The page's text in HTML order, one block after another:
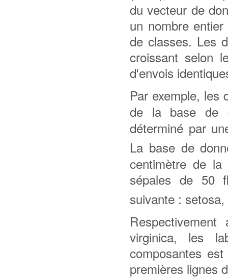
du vecteur de
un nombre
de classes. Les
croissant selon
d'envois
Par exemple, les
de la base de
déterminé par
La base de
centimètre de
sépales de 50
suivante :
virginica, les
composantes
premières lignes